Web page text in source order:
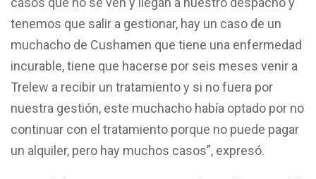
tenemos que salir a gestionar, hay un caso de un
muchacho de Cushamen que tiene una enfermedad
incurable, tiene que hacerse por seis meses venir a
Trelew a recibir un tratamiento y si no fuera por
nuestra gestión, este muchacho había optado por no
continuar con el tratamiento porque no puede pagar
un alquiler, pero hay muchos casos”, expresó.